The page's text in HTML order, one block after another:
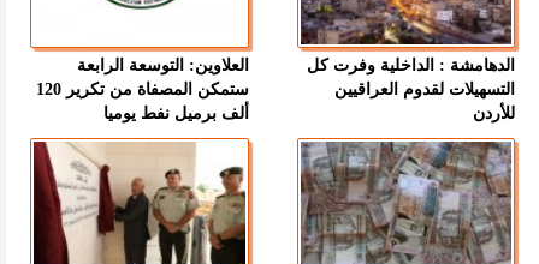
الدهامشة : الداخلية وفرت كل
التسهيلات لقدوم العراقيين
للأردن
العلاوين: التوسعة الرابعة
ستمكن المصفاة من تكرير 120
ألف برميل نفط يوميا